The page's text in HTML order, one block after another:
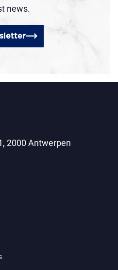
news.
2000 Antwerpen